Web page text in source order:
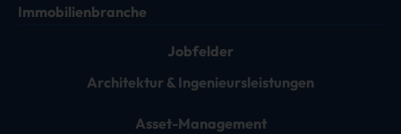
Immobilienbranche
Jobfelder
Architektur & Ingenieursleistungen
Asset-Management